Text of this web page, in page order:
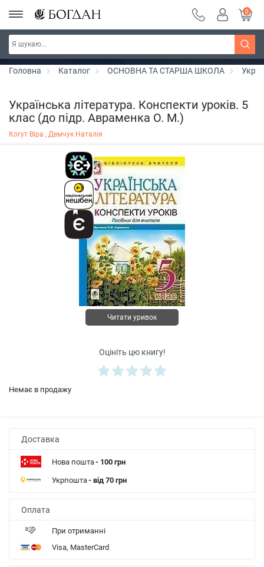
РОЗПРОДАЖ ~ 150 грн ~ 200 грн ~ 250 грн ~
300 грн ~ РОЗПРОДАЖ
Дізнатись більше
0
Головна Каталог ОСНОВНА ТА СТАРША ШКОЛА
Українська література. Конспекти уроків. 5
клас (до підр. Авраменка О. М.)
Когут Віра , Демчук Наталія
Читати уривок
Оцініть цю книгу!
Немає в продажу
Доставка
Нова пошта- 100 грн
Укрпошта- від 70 грн
Оплата
При отриманні
Visa, MasterCard